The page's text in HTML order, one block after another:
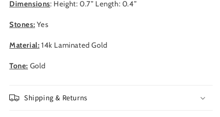
Dimensions: Height: 0.7” Length: 0.4”
Stones: Yes
Material: 14k Laminated Gold
Tone: Gold
Shipping & Returns